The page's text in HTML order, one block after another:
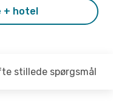
+ hotel
stillede spørgsmål